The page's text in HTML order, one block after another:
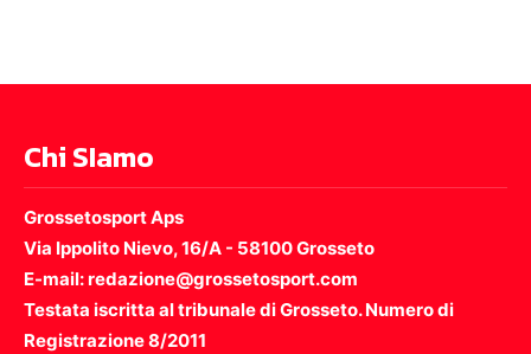
Chi SIamo
Grossetosport Aps
Via Ippolito Nievo, 16/A - 58100 Grosseto
E-mail: redazione@grossetosport.com
Testata iscritta al tribunale di Grosseto. Numero di
Registrazione 8/2011